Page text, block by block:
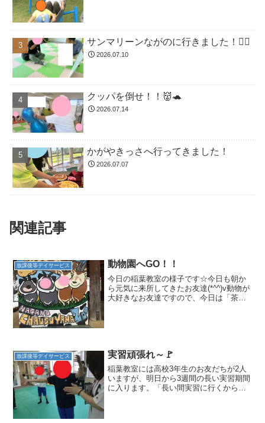
サンマリーンながのに行きました！🏊🏻
2026.07.10
クッパを倒せ！！👹🐢
2026.07.14
かがやきっさへ行ってきました！
2026.07.07
関連記事
放課後等デイサービス 動物園へGO！！
今日の稲葉教室の様子です☆今日も朝か
ら元気に来所してきたお友達(*^^)v動物が
大好きなお友達ですので、今日は「茶臼
放課後等デイサービス 実習頑張れ～🚩
稲葉教室には高校3年生のお友だちが2人
いますが、明日から3週間の長い実習期間
に入ります。「長い間実習に行くから、